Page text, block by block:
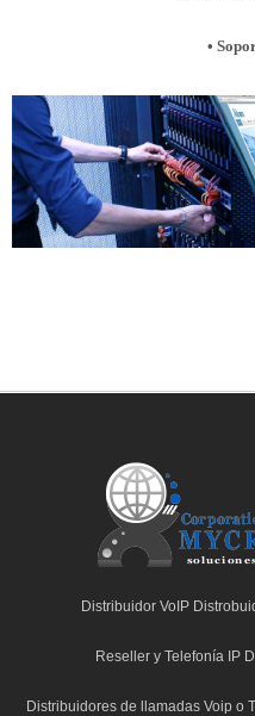
•
Distribuidor VoIP
Reseller y Telefonía IP
Distribuidores de llamadas Voip o